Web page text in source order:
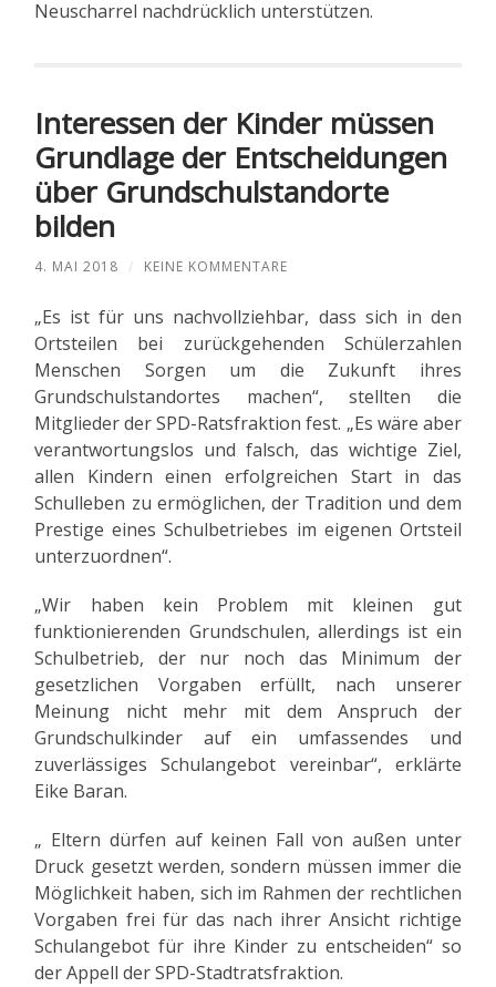
Neuscharrel nachdrücklich unterstützen.
Interessen der Kinder müssen
Grundlage der Entscheidungen
über Grundschulstandorte
bilden
4. MAI 2018 / KEINE KOMMENTARE
„Es ist für uns nachvollziehbar, dass sich in den
Ortsteilen bei zurückgehenden Schülerzahlen
Menschen Sorgen um die Zukunft ihres
Grundschulstandortes machen“, stellten die
Mitglieder der SPD-Ratsfraktion fest. „Es wäre aber
verantwortungslos und falsch, das wichtige Ziel,
allen Kindern einen erfolgreichen Start in das
Schulleben zu ermöglichen, der Tradition und dem
Prestige eines Schulbetriebes im eigenen Ortsteil
unterzuordnen“.
„Wir haben kein Problem mit kleinen gut
funktionierenden Grundschulen, allerdings ist ein
Schulbetrieb, der nur noch das Minimum der
gesetzlichen Vorgaben erfüllt, nach unserer
Meinung nicht mehr mit dem Anspruch der
Grundschulkinder auf ein umfassendes und
zuverlässiges Schulangebot vereinbar“, erklärte
Eike Baran.
„ Eltern dürfen auf keinen Fall von außen unter
Druck gesetzt werden, sondern müssen immer die
Möglichkeit haben, sich im Rahmen der rechtlichen
Vorgaben frei für das nach ihrer Ansicht richtige
Schulangebot für ihre Kinder zu entscheiden“ so
der Appell der SPD-Stadtratsfraktion.